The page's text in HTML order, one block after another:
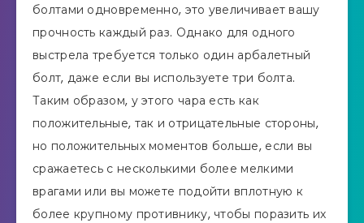
болтами одновременно, это увеличивает вашу
прочность каждый раз. Однако для одного
выстрела требуется только один арбалетный
болт, даже если вы используете три болта.
Таким образом, у этого чара есть как
положительные, так и отрицательные стороны,
но положительных моментов больше, если вы
сражаетесь с несколькими более мелкими
врагами или вы можете подойти вплотную к
более крупному противнику, чтобы поразить их